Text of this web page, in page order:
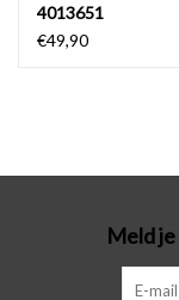
4013651
€49,90
Meld